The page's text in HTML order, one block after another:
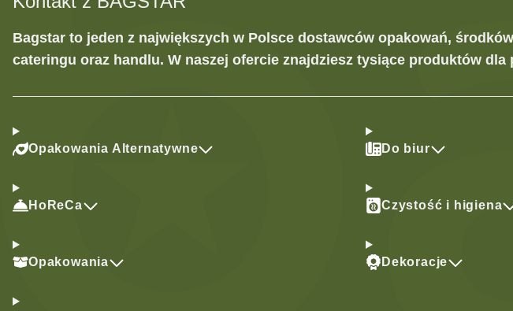
Bagstar to jeden z największych w Polsce dostawców opakowań,
cateringu oraz handlu. W naszej ofercie znajdziesz tysiące produktów
Opakowania Alternatywne
HoReCa
Opakowania
Do biur
Czystość i higiena
Dekoracje